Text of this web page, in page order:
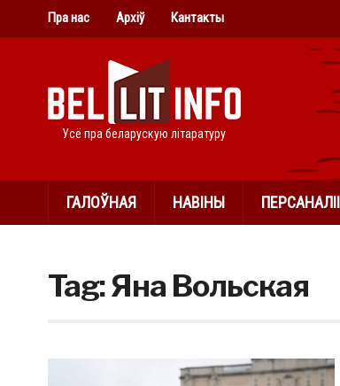
Пра нас Архіў Кантакты
Усё пра беларускую літаратуру
ГАЛОЎНАЯ НАВІНЫ ПЕРСАНАЛІІ
Tag:Яна Вольская